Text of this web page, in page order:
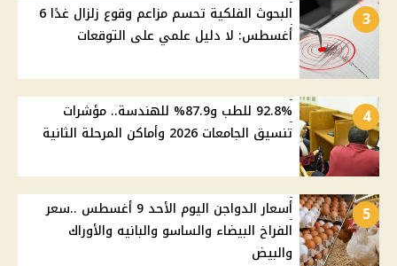
3
البحوث الفلكية تحسم مزاعم وقوع زلزال غدًا 6
أغسطس: لا دليل علمي على التوقعات
4
92.8% للطب و87.9% للهندسة.. مؤشرات
تنسيق الجامعات 2026 وأماكن المرحلة الثانية
5
أسعار الدواجن اليوم الأحد 9 أغسطس ..سعر
الفراخ البيضاء والساسو والبانيه والأوراك
والبيض